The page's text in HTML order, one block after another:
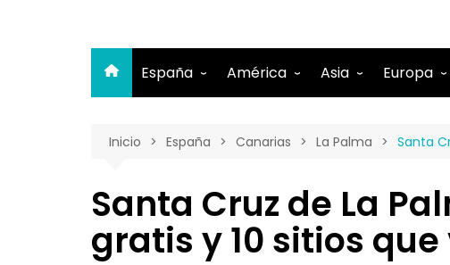
España
Aragón
Canarias
El Hierro
Lanzarote
Cantabria
América
Belice
Brasil
Canadá
Asia
Filipinas
Indonesia
Israel y Palestina
Europa
Alemania
Bélgica
Budapest
Inicio España Canarias La Palma Santa
Santa Cruz de La
gratis y 10 sitios que